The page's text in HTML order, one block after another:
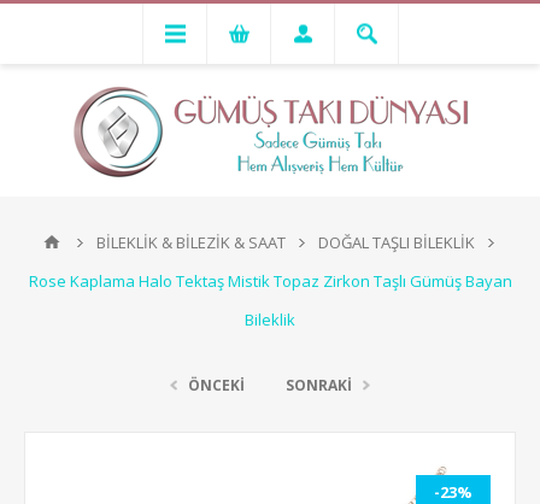
BİLEKLİK & BİLEZİK & SAAT
DOĞAL TAŞLI BİLEKLİK
Rose Kaplama Halo Tektaş Mistik Topaz Zirkon Taşlı Gümüş Bayan
Bileklik
ÖNCEKİ SONRAKİ
-23%